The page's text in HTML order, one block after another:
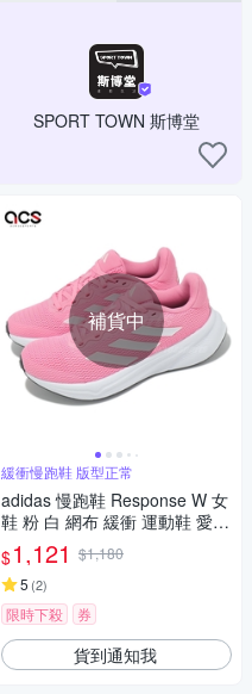
SPORT TOWN 斯博堂
補貨中
緩衝慢跑鞋 版型正常
adidas 慢跑鞋 Response W 女
鞋 粉 白 網布 緩衝 運動鞋 愛迪
達 IG1413
$1,121 $1,180
5 (2)
限時下殺 券
貨到通知我